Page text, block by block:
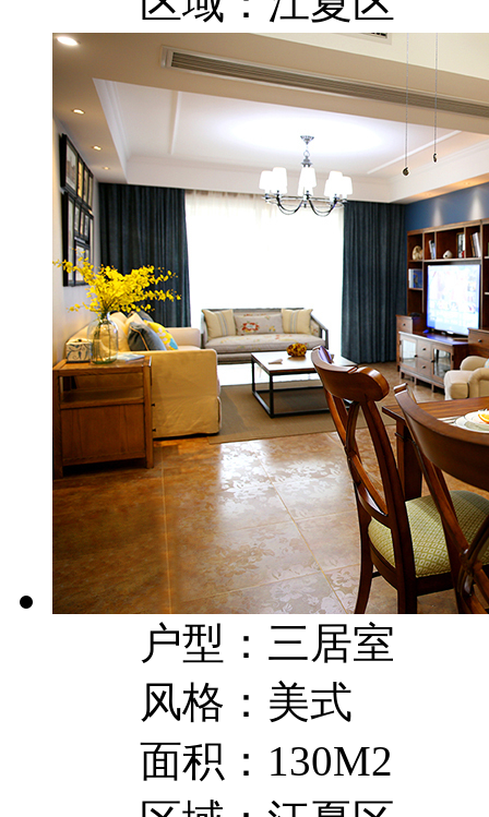
户型：三居室
风格：美式
面积：130M2